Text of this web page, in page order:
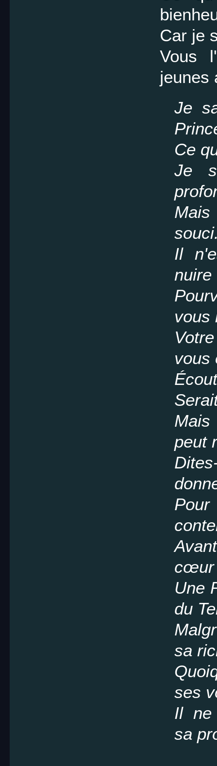
Car je
Vous
jeunes
Je
Ce
Je
Il
nuire
vous
vous
peut
cœur
Une
du
sa
ses
Il ne
sa